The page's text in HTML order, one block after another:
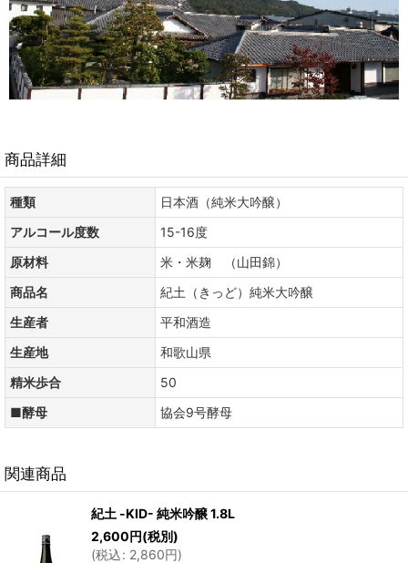
商品詳細
種類
日本酒（純米大吟醸）
アルコール度数
15-16度
原材料
米・米麹 （山田錦）
商品名
紀土（きっど）純米大吟醸
生産者
平和酒造
生産地
和歌山県
精米歩合
50
■酵母
協会9号酵母
関連商品
紀土 -KID- 純米吟醸 1.8L
2,600円(税別)
(税込: 2,860円)